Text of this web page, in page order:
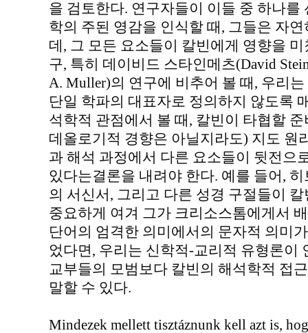
을 검토한다. 연구자들이 이들 중 하나를
학의 주된 영감을 인식할 때, 그들은 자
데, 그 모든 요소들이 칼빈에게 영향을
구, 특히 데이비드 스타인메츠(David
A. Muller)의 연구에 비추어 볼 때, 우리
단일 학파의 대표자로 정의하지 않도록
석학적 관점에서 볼 때, 칼빈이 타협할
데올로기적 경향은 아닐지라도) 지도 원
과 해석 과정에서 다른 요소들이 뒷전으
있다는결론을 내려야 한다. 예를 들어,
의 서신서, 그리고 다른 성경 구절들이
중요하게 여겨 그가 크리소스톰에게서
단어의 엄격한 의미에서의 문자적 의미
었다면, 우리는 신학적-교리적 유형론이
교부들의 모범보다 칼빈의 해석학적 접
말할 수 있다.
Mindezek mellett tisztáznunk kell azt is,